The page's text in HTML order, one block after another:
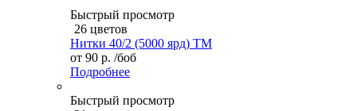
Быстрый просмотр
26 цветов
Нитки 40/2 (5000 ярд) ТМ
от 90 р. /боб
Подробнее
Быстрый просмотр